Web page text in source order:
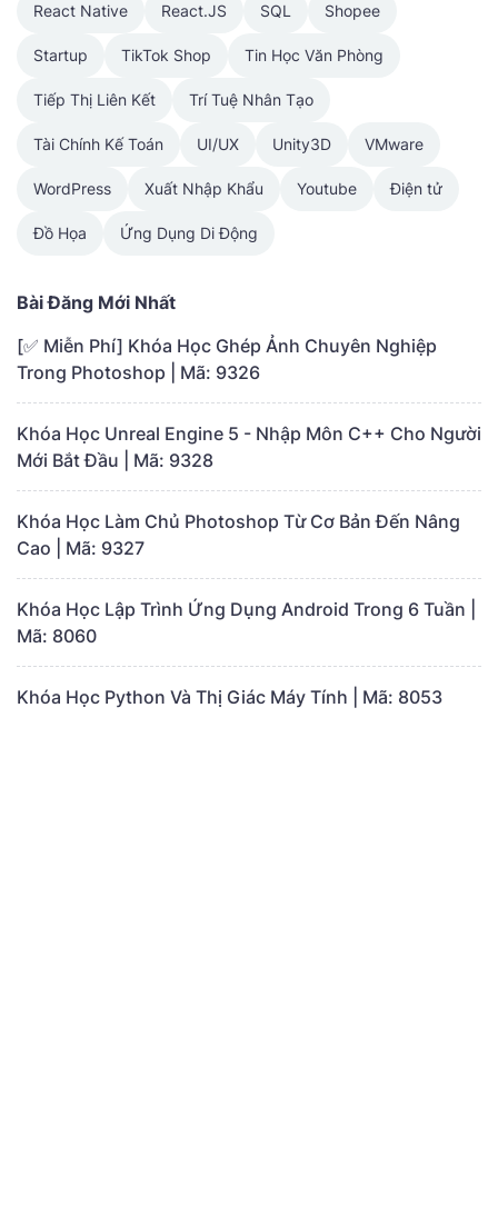
React Native React.JS SQL Shopee
Startup TikTok Shop Tin Học Văn Phòng
Tiếp Thị Liên Kết Trí Tuệ Nhân Tạo
Tài Chính Kế Toán UI/UX Unity3D VMware
WordPress Xuất Nhập Khẩu Youtube Điện tử
Đồ Họa Ứng Dụng Di Động
Bài Đăng Mới Nhất
[✅ Miễn Phí] Khóa Học Ghép Ảnh Chuyên Nghiệp
Trong Photoshop | Mã: 9326
Khóa Học Unreal Engine 5 - Nhập Môn C++ Cho Người
Mới Bắt Đầu | Mã: 9328
Khóa Học Làm Chủ Photoshop Từ Cơ Bản Đến Nâng
Cao | Mã: 9327
Khóa Học Lập Trình Ứng Dụng Android Trong 6 Tuần |
Mã: 8060
Khóa Học Python Và Thị Giác Máy Tính | Mã: 8053